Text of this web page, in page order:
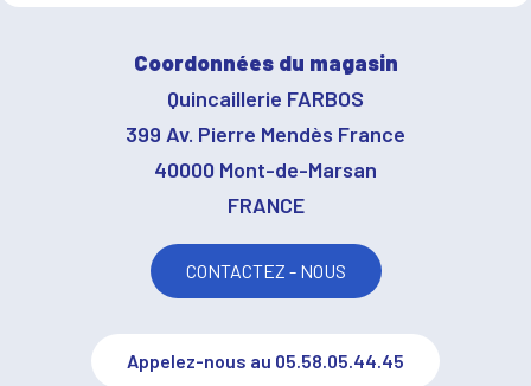
Coordonnées du magasin
Quincaillerie FARBOS
399 Av. Pierre Mendès France
40000 Mont-de-Marsan
FRANCE
CONTACTEZ - NOUS
Appelez-nous au 05.58.05.44.45